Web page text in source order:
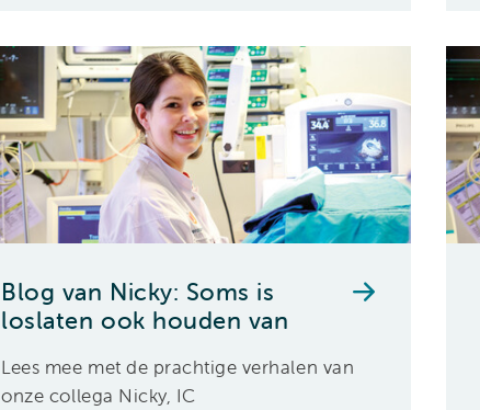
Blog van Nicky: Soms is
loslaten ook houden van
Lees mee met de prachtige verhalen van
onze collega Nicky, IC